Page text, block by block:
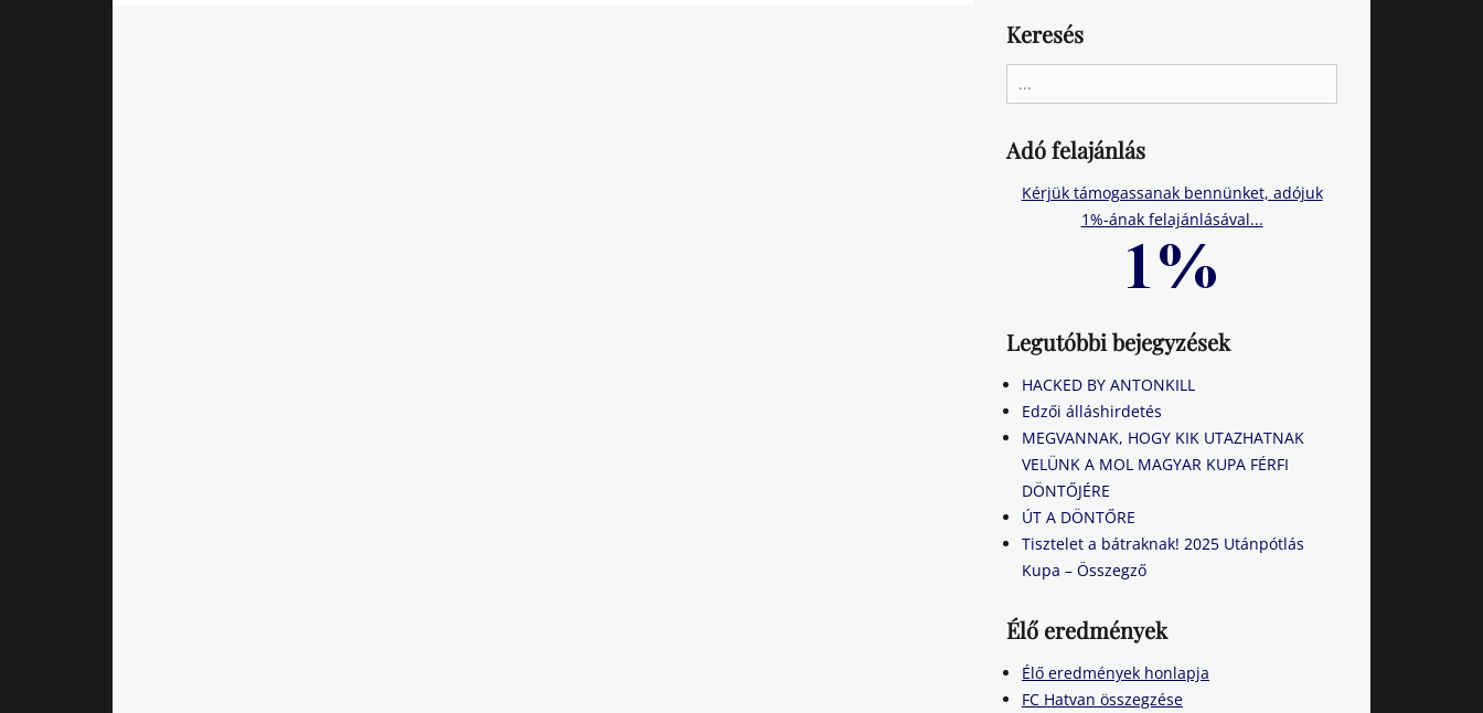
Keresés
for:
Adó felajánlás
Kérjük támogassanak bennünket, adójuk
1%-ának felajánlásával...
Legutóbbi bejegyzések
HACKED BY ANTONKILL
Edzői álláshirdetés
MEGVANNAK, HOGY KIK UTAZHATNAK
VELÜNK A MOL MAGYAR KUPA FÉRFI
DÖNTŐJÉRE
ÚT A DÖNTŐRE
Tisztelet a bátraknak! 2025 Utánpótlás
Kupa – Összegző
Élő eredmények
Élő eredmények honlapja
FC Hatvan összegzése